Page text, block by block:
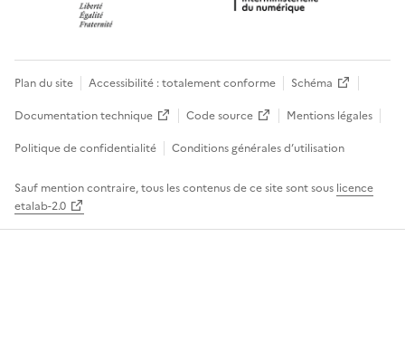
Plan du site Accessibilité : totalement conforme
Schéma
Documentation technique
Code source
Mentions légales
Politique de confidentialité
Conditions générales d’utilisation
Sauf mention contraire, tous les contenus de ce site sont sous licence
etalab-2.0